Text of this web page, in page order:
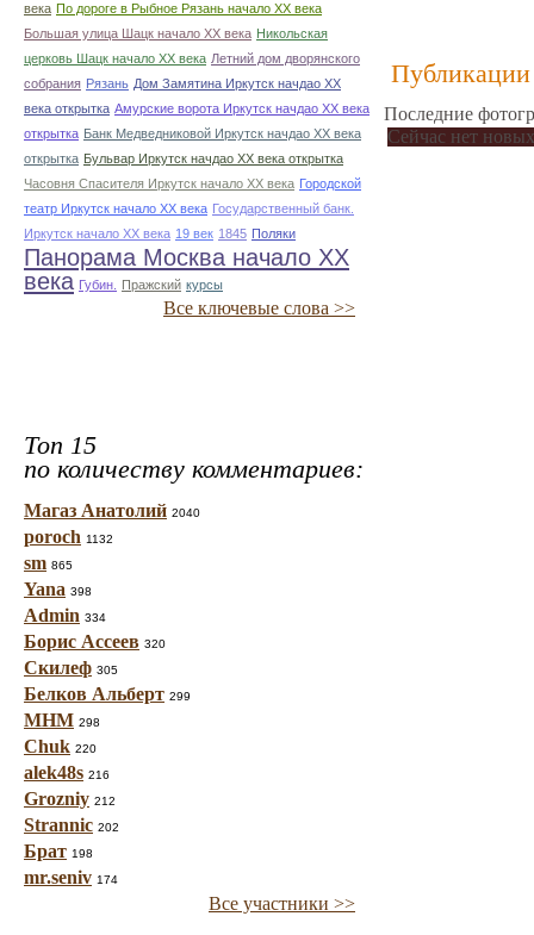
века По дороге в Рыбное Рязань начало ХХ века
Большая улица Шацк начало ХХ века Никольская
церковь Шацк начало ХХ века Летний дом дворянского
собрания Рязань Дом Замятина Иркутск начдао ХХ
века открытка Амурские ворота Иркутск начдао ХХ века
открытка Банк Медведниковой Иркутск начдао ХХ века
открытка Бульвар Иркутск начдао ХХ века открытка
Часовня Спасителя Иркутск начало ХХ века Городской
театр Иркутск начало ХХ века Государственный банк.
Иркутск начало ХХ века 19 век 1845 Поляки
Панорама Москва начало ХХ
века Губин. Пражский курсы
Все ключевые слова >>
Топ 15
по количеству комментариев:
Магаз Анатолий 2040
poroch 1132
sm 865
Yana 398
Admin 334
Борис Ассеев 320
Скилеф 305
Белков Альберт 299
МНМ 298
Chuk 220
alek48s 216
Grozniy 212
Strannic 202
Брат 198
mr.seniv 174
Все участники >>
Публикации
Последние
Сейчас нет